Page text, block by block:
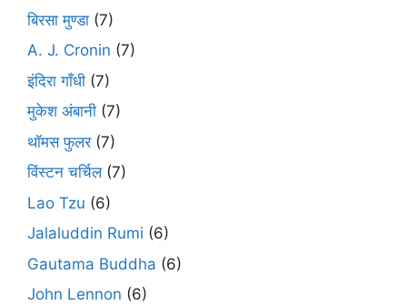
बिरसा मुण्डा (7)
A. J. Cronin (7)
इंदिरा गाँधी (7)
मुकेश अंबानी (7)
थॉमस फुलर(7)
विंस्टन चर्चिल(7)
Lao Tzu (6)
Jalaluddin Rumi (6)
Gautama Buddha (6)
John Lennon (6)